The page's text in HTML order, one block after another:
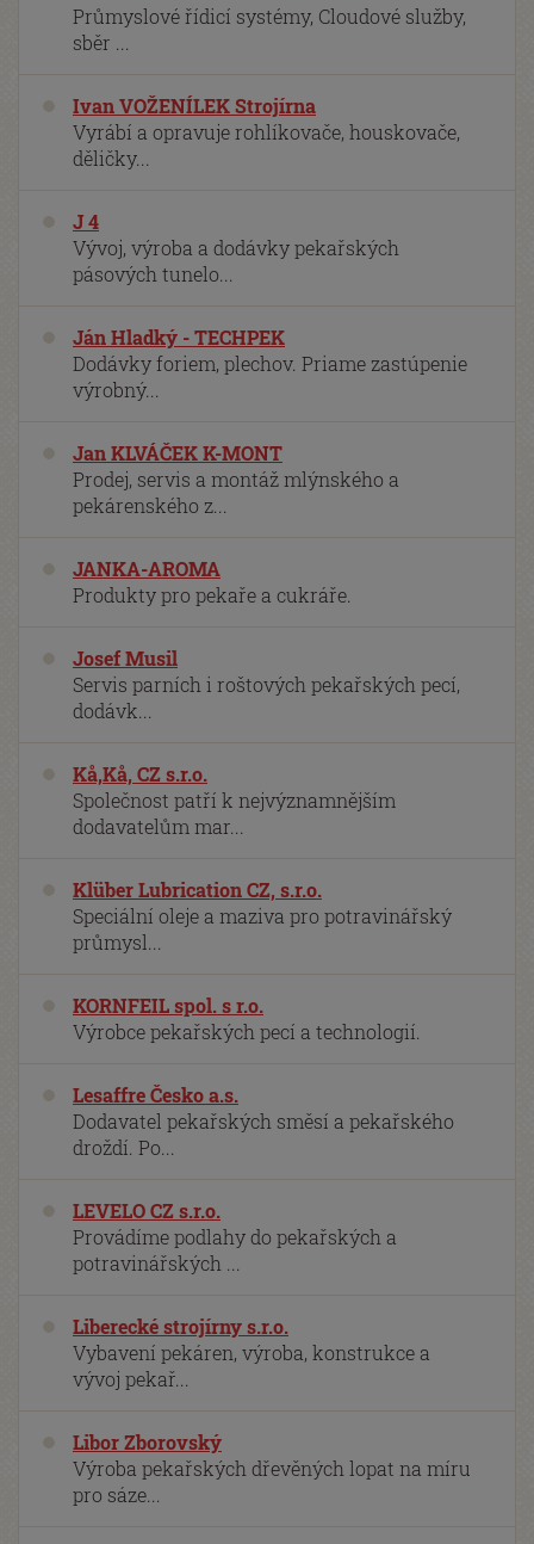
Průmyslové řídicí systémy, Cloudové služby,
sběr ...
Ivan VOŽENÍLEK Strojírna
Vyrábí a opravuje rohlíkovače, houskovače,
děličky...
J 4
Vývoj, výroba a dodávky pekařských
pásových tunelo...
Ján Hladký - TECHPEK
Dodávky foriem, plechov. Priame zastúpenie
výrobný...
Jan KLVÁČEK K-MONT
Prodej, servis a montáž mlýnského a
pekárenského z...
JANKA-AROMA
Produkty pro pekaře a cukráře.
Josef Musil
Servis parních i roštových pekařských pecí,
dodávk...
Kå,Kå, CZ s.r.o.
Společnost patří k nejvýznamnějším
dodavatelům mar...
Klüber Lubrication CZ, s.r.o.
Speciální oleje a maziva pro potravinářský
průmysl...
KORNFEIL spol. s r.o.
Výrobce pekařských pecí a technologií.
Lesaffre Česko a.s.
Dodavatel pekařských směsí a pekařského
droždí. Po...
LEVELO CZ s.r.o.
Provádíme podlahy do pekařských a
potravinářských ...
Liberecké strojírny s.r.o.
Vybavení pekáren, výroba, konstrukce a
vývoj pekař...
Libor Zborovský
Výroba pekařských dřevěných lopat na míru
pro sáze...